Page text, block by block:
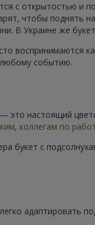
с открытостью и
чтобы поднять
В Украине же
воспринимаются
событию.
это настоящий
, коллегам по
букет с
адаптировать